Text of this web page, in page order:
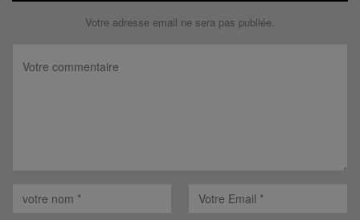
Votre adresse email ne sera pas publiée.